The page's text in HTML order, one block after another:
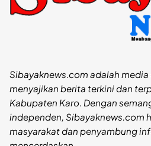
Sibayaknews.com adalah
menyajikan berita terkini dan
Kabupaten Karo. Dengan
independen, Sibayaknews.com
masyarakat dan penyambung